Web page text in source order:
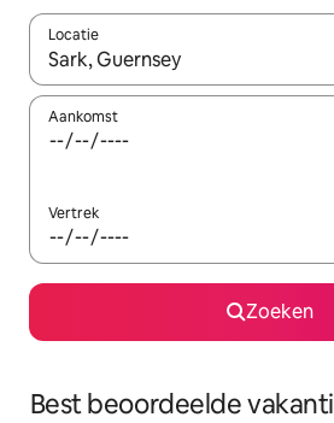
Locatie
Wanneer er suggesties
Aankomst
Vertrek
Zoeken
Best beoordeelde